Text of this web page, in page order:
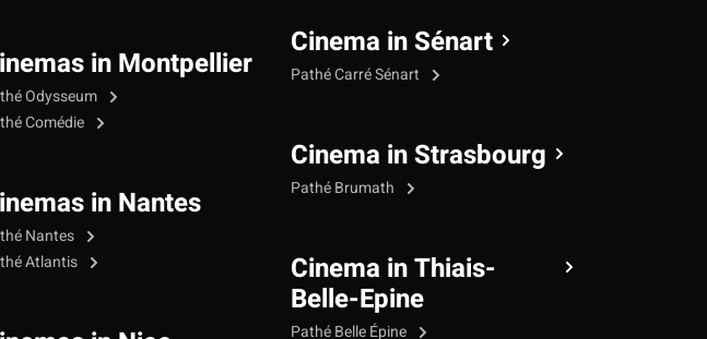
in Montpellier
Odysseum
Comédie
in Nantes
Nantes
Atlantis
Cinema in Sénart
Pathé Carré Sénart
Cinema in Strasbourg
Pathé Brumath
Cinema in Thiais-
Belle-Epine
Pathé Belle Épine